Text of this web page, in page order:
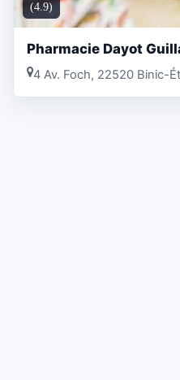
(4.9)
Pharmacie Dayot
4 Av. Foch, 22520 Binic-